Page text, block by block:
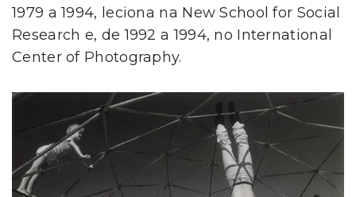
1979 a 1994, leciona na New School for Social
Research e, de 1992 a 1994, no International
Center of Photography.